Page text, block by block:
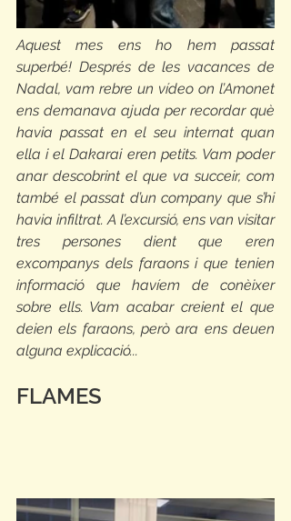
Aquest mes ens ho hem passat
superbé! Després de les vacances de
Nadal, vam rebre un vídeo on l’Amonet
ens demanava ajuda per recordar què
havia passat en el seu internat quan
ella i el Dakarai eren petits. Vam poder
anar descobrint el que va succeir, com
també el passat d’un company que s’hi
havia infiltrat. A l’excursió, ens van visitar
tres persones dient que eren
excompanys dels faraons i que tenien
informació que havíem de conèixer
sobre ells. Vam acabar creient el que
deien els faraons, però ara ens deuen
alguna explicació...
FLAMES